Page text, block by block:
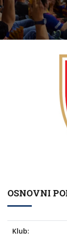
OSNOVNI
Klub: